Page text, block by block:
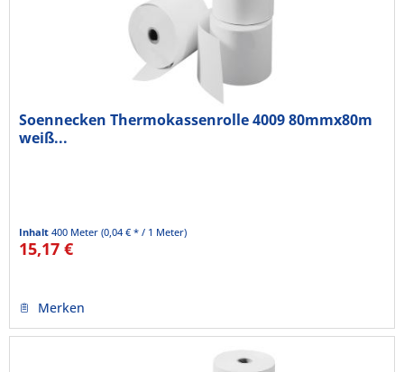
Soennecken Thermokassenrolle 4009 80mmx80m
weiß...
Inhalt400 Meter(0,04 € * / 1 Meter)
15,17 €
Merken